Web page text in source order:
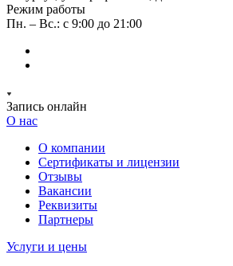
Режим работы
Пн. – Вс.: с 9:00 до 21:00
Запись онлайн
О нас
О компании
Сертификаты и лицензии
Отзывы
Вакансии
Реквизиты
Партнеры
Услуги и цены